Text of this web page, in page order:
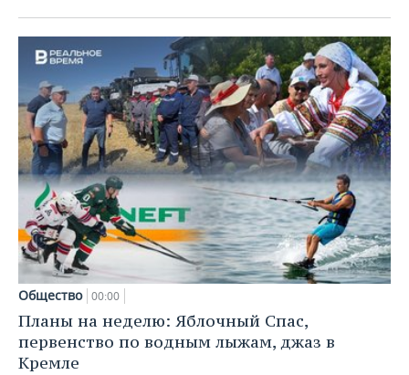
Общество 00:00
Планы на неделю: Яблочный Спас,
первенство по водным лыжам, джаз в
Кремле